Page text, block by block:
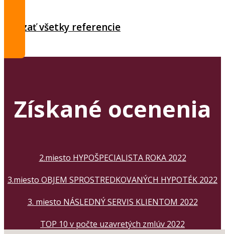
Ukázať všetky referencie
Získané ocenenia
2.miesto HYPOŠPECIALISTA ROKA 2022
3.miesto OBJEM SPROSTREDKOVANÝCH HYPOTÉK 2022
3. miesto NÁSLEDNÝ SERVIS KLIENTOM 2022
TOP 10 v počte uzavretých zmlúv 2022